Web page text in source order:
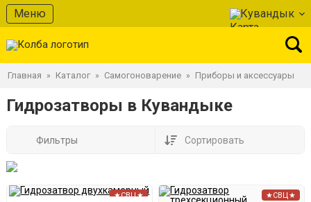
Меню Кувандык
Главная » Каталог » Самогоноварение » Приборы и аксессуары
Гидрозатворы в Кувандыке
Фильтры Сортировать
★СВЦ★ ★СВЦ★